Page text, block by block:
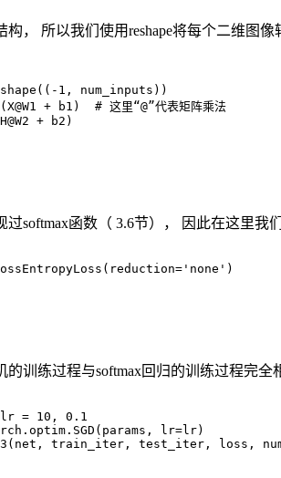
构， 所以我们使用reshape将每个二维图
1 , num_inputs))
+ b1)
# 这里“@”代表矩阵乘法
+ b2)
softmax函数（ 3.6节）， 因此在这里我
'none' )
的训练过程与softmax回归的训练过程完全
lr = 10 , 0.1
lr=lr)
train_iter, test_iter, loss,